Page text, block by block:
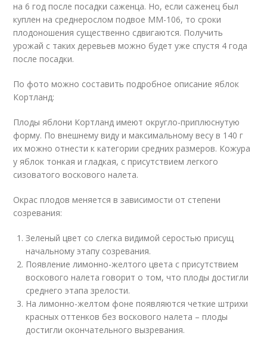
на 6 год после посадки саженца. Но, если саженец был
куплен на среднерослом подвое ММ-106, то сроки
плодоношения существенно сдвигаются. Получить
урожай с таких деревьев можно будет уже спустя 4 года
после посадки.
По фото можно составить подробное описание яблок
Кортланд:
Плоды яблони Кортланд имеют округло-приплюснутую
форму. По внешнему виду и максимальному весу в 140 г
их можно отнести к категории средних размеров. Кожура
у яблок тонкая и гладкая, с присутствием легкого
сизоватого воскового налета.
Окрас плодов меняется в зависимости от степени
созревания:
Зеленый цвет со слегка видимой серостью присущ
начальному этапу созревания.
Появление лимонно-желтого цвета с присутствием
воскового налета говорит о том, что плоды достигли
среднего этапа зрелости.
На лимонно-желтом фоне появляются четкие штрихи
красных оттенков без воскового налета – плоды
достигли окончательного вызревания.